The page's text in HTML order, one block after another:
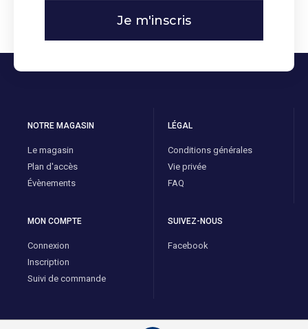
Je m'inscris
NOTRE MAGASIN
Le magasin
Plan d'accès
Évènements
LÉGAL
Conditions générales
Vie privée
FAQ
MON COMPTE
Connexion
Inscription
Suivi de commande
SUIVEZ-NOUS
Facebook